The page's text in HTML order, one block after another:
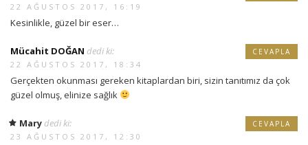
22 AĞUSTOS 2017, 16:19
Kesinlikle, güzel bir eser…
Mücahit DOĞAN dedi ki:
22 AĞUSTOS 2017, 18:34
Gerçekten okunması gereken kitaplardan biri, sizin tanıtımız da çok
güzel olmuş, elinize sağlık
CEVAPLA
Mary dedi ki:
23 AĞUSTOS 2017, 12:30
CEVAPLA